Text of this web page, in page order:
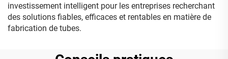
investissement intelligent pour les entreprises recherchant
des solutions fiables, efficaces et rentables en matière de
fabrication de tubes.